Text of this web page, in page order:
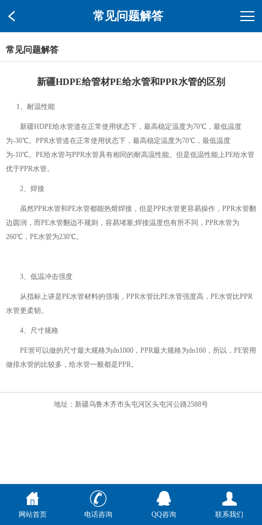
常见问题解答
常见问题解答
新疆HDPE给管材PE给水管和PPR水管的区别
1、耐温性能
新疆HDPE给水管道在正常使用状态下，最高稳定温度为70℃，最低温度
为-30℃。PPR水管道在正常使用状态下，最高稳定温度为70℃，最低温度
为-10℃。PE给水管与PPR水管具有相同的耐高温性能。但是低温性能上PE给水管
优于PPR水管。
2、焊接
虽然PPR水管和PE水管都能热熔焊接，但是PPR水管更容易操作，PPR水管翻
边圆润，而PE水管翻边不规则，容易堵塞;焊接温度也有所不同，PPR水管为
260℃，PE水管为230℃。
3、低温冲击强度
从指标上讲是PE水管材料的强项，PPR水管比PE水管强度高，PE水管比PPR
水管更柔韧。
4、尺寸规格
PE管可以做的尺寸最大规格为dn1000，PPR最大规格为dn160，所以，PE管用
做排水管的比较多，给水管一般都是PPR。
地址：新疆乌鲁木齐市头屯河区头屯河公路2588号
网站首页 电话咨询 QQ咨询 联系我们